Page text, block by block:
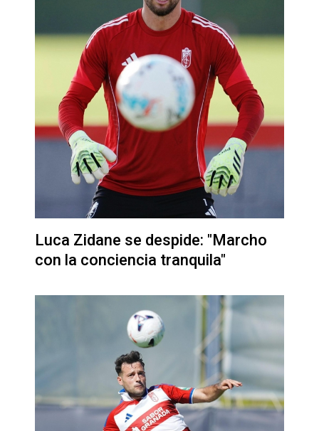
Luca Zidane se despide: "Marcho
con la conciencia tranquila"